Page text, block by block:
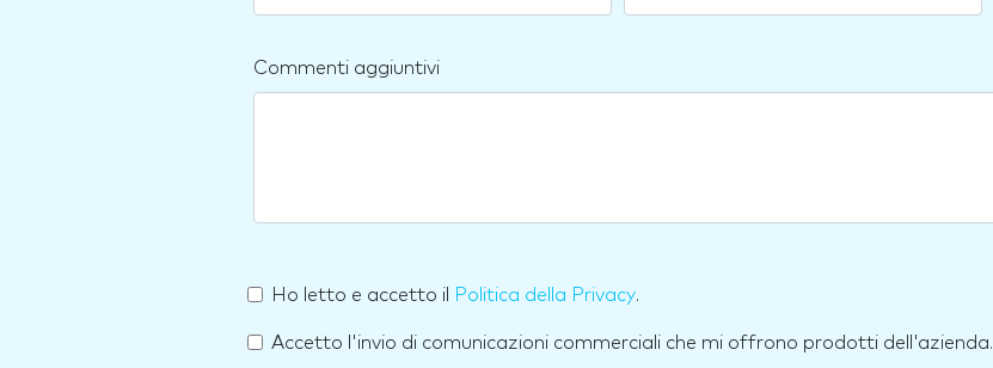
Commenti aggiuntivi
Ho letto e accetto il Politica della Privacy.
Accetto l'invio di comunicazioni commerciali che mi offrono prodotti dell'azienda.